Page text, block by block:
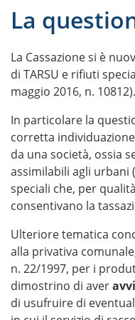
La
La Cassazione si è
di TARSU e rifiuti
maggio 2016, n. 10812).
In particolare la
corretta
da una società, ossia
assimilabili agli
speciali che, per
consentivano la
Ulteriore tematica
alla privativa
n. 22/1997, per i
dimostrino di aver
di usufruire di